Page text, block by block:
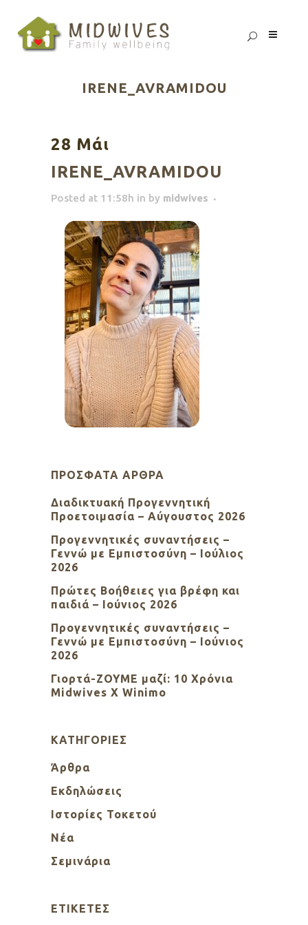
IRENE_AVRAMIDOU
28 Μάι
IRENE_AVRAMIDOU
Posted at 11:58h in by midwives
ΠΡΌΣΦΑΤΑ ΆΡΘΡΑ
Διαδικτυακή Προγεννητική
Προετοιμασία – Αύγουστος 2026
Προγεννητικές συναντήσεις –
Γεννώ με Εμπιστοσύνη – Ιούλιος
2026
Πρώτες Βοήθειες για βρέφη και
παιδιά – Ιούνιος 2026
Προγεννητικές συναντήσεις –
Γεννώ με Εμπιστοσύνη – Ιούνιος
2026
Γιορτά-ΖΟΥΜΕ μαζί: 10 Χρόνια
Midwives X Winimo
KΑΤΗΓΟΡΊΕΣ
Άρθρα
Εκδηλώσεις
Ιστορίες Τοκετού
Νέα
Σεμινάρια
ΕΤΙΚΈΤΕΣ